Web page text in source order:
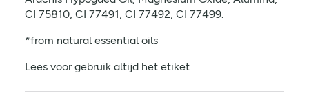
CI 75810, CI 77491, CI 77492, CI 77499.
*from natural essential oils
Lees voor gebruik altijd het etiket